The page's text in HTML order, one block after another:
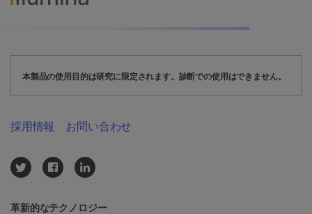
本製品の使用目的は研究に限定されます。診断での使用はできません。
革新的なテクノロジー
採用情報 お問い合わせ